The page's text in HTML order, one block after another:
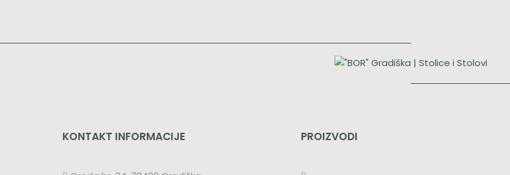
KONTAKT INFORMACIJE PROIZVODI